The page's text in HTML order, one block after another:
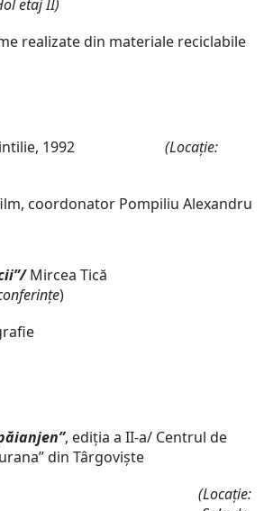
etaj II)
realizate din materiale reciclabile
Pintilie, 1992 (Locație:
coordonator Pompiliu Alexandru
Mircea Tică
)
, ediția a II-a/ Centrul de
din Târgoviște
(Locație: